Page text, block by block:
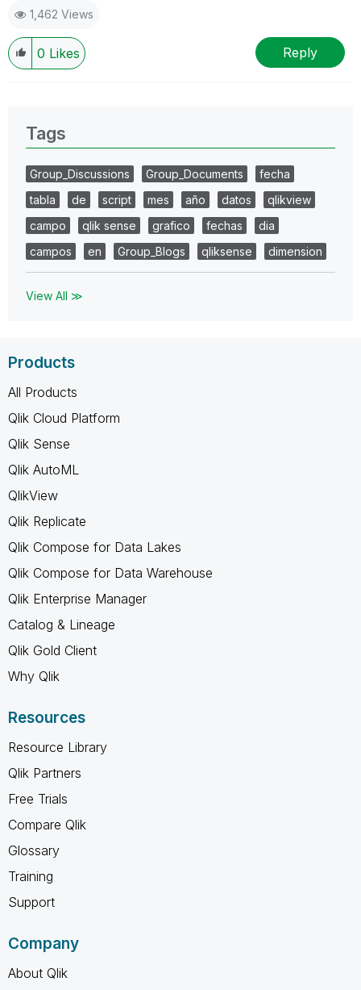
1,462 Views
0 Likes Reply
Tags
Group_Discussions Group_Documents
fecha
tabla
de script mes año datos
qlikview
campo
qlik sense grafico fechas
dia
campos
en Group_Blogs qliksense dimension
View All ≫
Products
All Products
Qlik Cloud Platform
Qlik Sense
Qlik AutoML
QlikView
Qlik Replicate
Qlik Compose for Data Lakes
Qlik Compose for Data Warehouse
Qlik Enterprise Manager
Catalog & Lineage
Qlik Gold Client
Why Qlik
Resources
Resource Library
Qlik Partners
Free Trials
Compare Qlik
Glossary
Training
Support
Company
About Qlik